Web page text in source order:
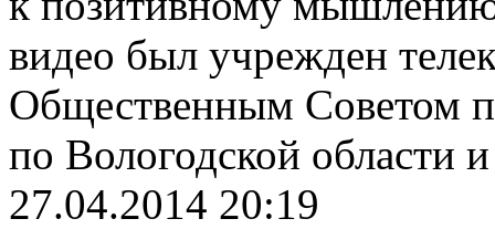
видео был учрежден
Общественным Советом
по Вологодской области
27.04.2014 20:19